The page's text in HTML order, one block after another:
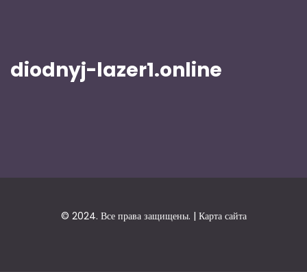
diodnyj-lazer1.online
© 2024. Все права защищены. | Карта сайта